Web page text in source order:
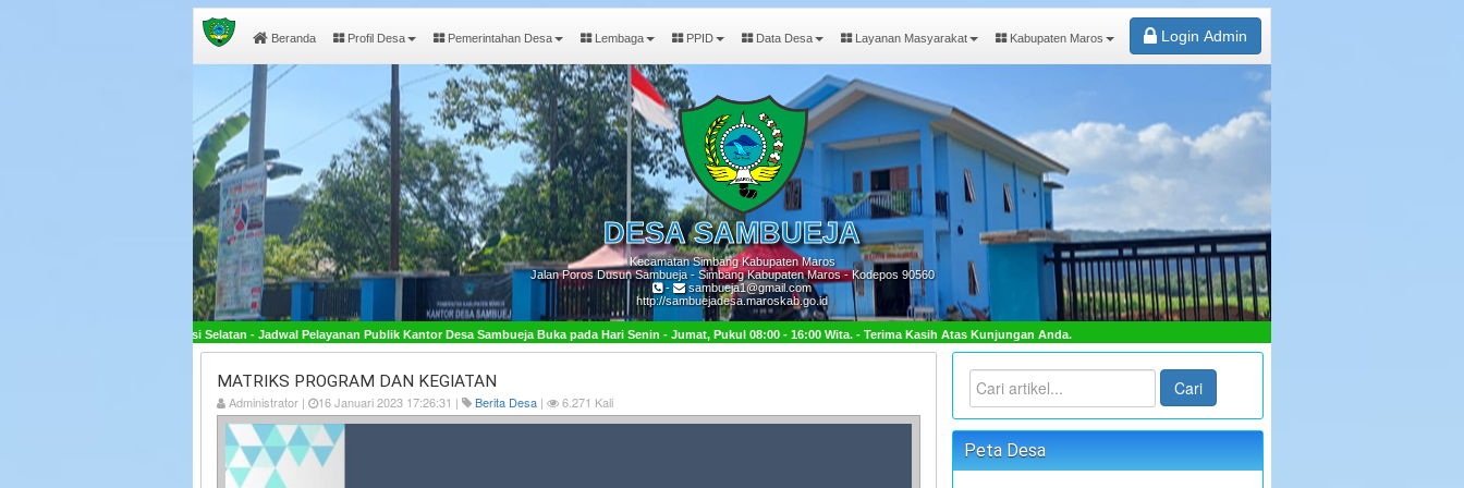
Beranda Profil Desa Pemerintahan Desa Lembaga PPID Data Desa Layanan Masyarakat Kabupaten Maros Login Admin
DESASAMBUEJA
Kecamatan Simbang Kabupaten Maros
Jalan Poros Dusun Sambueja - Simbang Kabupaten Maros - Kodepos 90560
-
sambueja1@gmail.com
http://sambuejadesa.maroskab.go.id
Selatan - Jadwal Pelayanan Publik Kantor Desa Sambueja Buka pada Hari Senin - Jumat, Pukul 08:00 - 16:00 Wita. - Terima Kasih Atas Kunjungan Anda.
MATRIKS PROGRAM DAN KEGIATAN
Administrator | 16 Januari 2023 17:26:31 | Berita Desa | 6.271 Kali
Cari
Peta Desa